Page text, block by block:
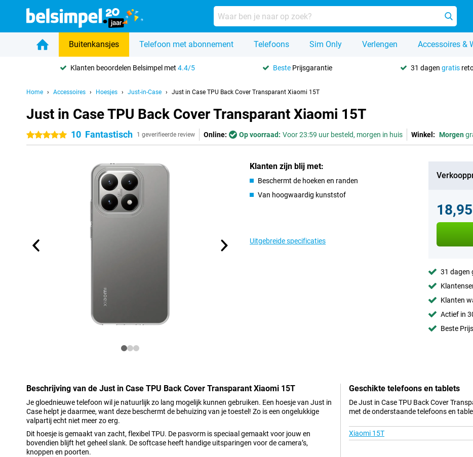
Buitenkansjes Telefoon met abonnement Telefoons Sim Only Verlengen Accessoires &
Klanten beoordelen Belsimpel met4.4/5 Beste Prijsgarantie 31 dagen gratis
Home Accessoires Hoesjes Just-in-Case Just in Case TPU Back Cover Transparant Xiaomi 15T
Just in Case TPU Back Cover Transparant Xiaomi 15T
5 sterren10 Fantastisch 1 geverifieerde review Online: Op voorraad: Voor 23:59 uur besteld, morgen in huis Winkel: Morgen
Klanten zijn blij met:
Beschermt de hoeken en randen
Van hoogwaardig kunststof
Uitgebreide specificaties
18,95
31 dagen
Klanten
Actief in
Beste
Beschrijving van de Just in Case TPU Back Cover Transparant Xiaomi 15T
Je gloednieuwe telefoon wil je natuurlijk zo lang mogelijk kunnen gebruiken. Een hoesje van Just in
Case helpt je daarmee, want deze beschermt de behuizing van je toestel! Zo is een ongelukkige
valpartij echt niet meer zo erg.
Dit hoesje is gemaakt van zacht, flexibel TPU. De pasvorm is speciaal gemaakt voor jouw en
bovendien blijft het geheel slank. De softcase heeft handige uitsparingen voor de camera’s,
knoppen en poorten.
Geschikte telefoons en tablets
De Just in Case TPU Back Cover
met de onderstaande telefoons en
Xiaomi 15T